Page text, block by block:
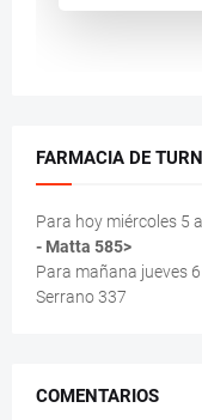
FARMACIA DE
Para hoy miércoles 5
- Matta 585>
Para mañana jueves
Serrano 337
COMENTARIOS